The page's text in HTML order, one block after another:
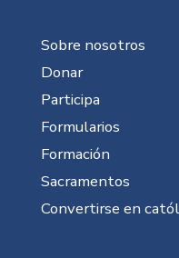
Sobre nosotros
Donar
Participa
Formularios
Formación
Sacramentos
Convertirse en